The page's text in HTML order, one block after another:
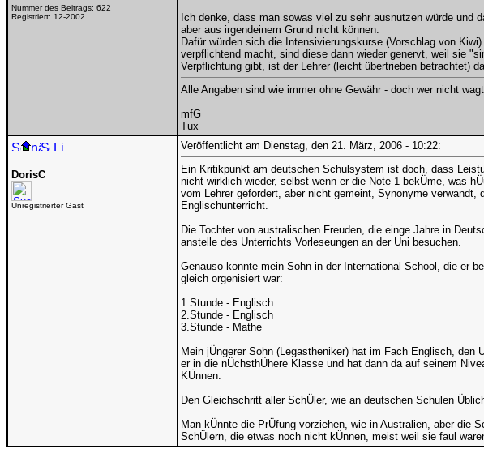
Nummer des Beitrags: 622
Registriert: 12-2002
Ich denke, dass man sowas viel zu sehr ausnutzen würde und
aber aus irgendeinem Grund nicht können.
Dafür würden sich die Intensivierungskurse (Vorschlag von
verpflichtend macht, sind diese dann wieder genervt, weil sie
Verpflichtung gibt, ist der Lehrer (leicht übertrieben betrachtet)
Alle Angaben sind wie immer ohne Gewähr - doch wer nicht
mfG
Tux
DorisC
Unregistrierter Gast
Veröffentlicht am Dienstag, den 21. März, 2006 - 10:22:
Ein Kritikpunkt am deutschen Schulsystem ist doch, dass
nicht wirklich wieder, selbst wenn er die Note 1 bekÜme, was
vom Lehrer gefordert, aber nicht gemeint, Synonyme
Englischunterricht.
Die Tochter von australischen Freuden, die einge Jahre in
anstelle des Unterrichts Vorleseungen an der Uni besuchen.
Genauso konnte mein Sohn in der International School, die er
gleich orgenisiert war:
1.Stunde - Englisch
2.Stunde - Englisch
3.Stunde - Mathe
Mein jÜngerer Sohn (Legastheniker) hat im Fach Englisch,
er in die nÜchsthÜhere Klasse und hat dann da auf seinem
KÜnnen.
Den Gleichschritt aller SchÜler, wie an deutschen Schulen
Man kÜnnte die PrÜfung vorziehen, wie in Australien, aber die
SchÜlern, die etwas noch nicht kÜnnen, meist weil sie faul